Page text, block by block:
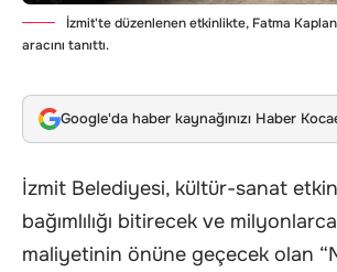
İzmit'te düzenlenen etkinlikte, Fatma
aracını tanıttı.
Google'da haber kaynağınızı Haber
İzmit Belediyesi, kültür-sanat
bağımlılığı bitirecek ve
maliyetinin önüne geçecek olan